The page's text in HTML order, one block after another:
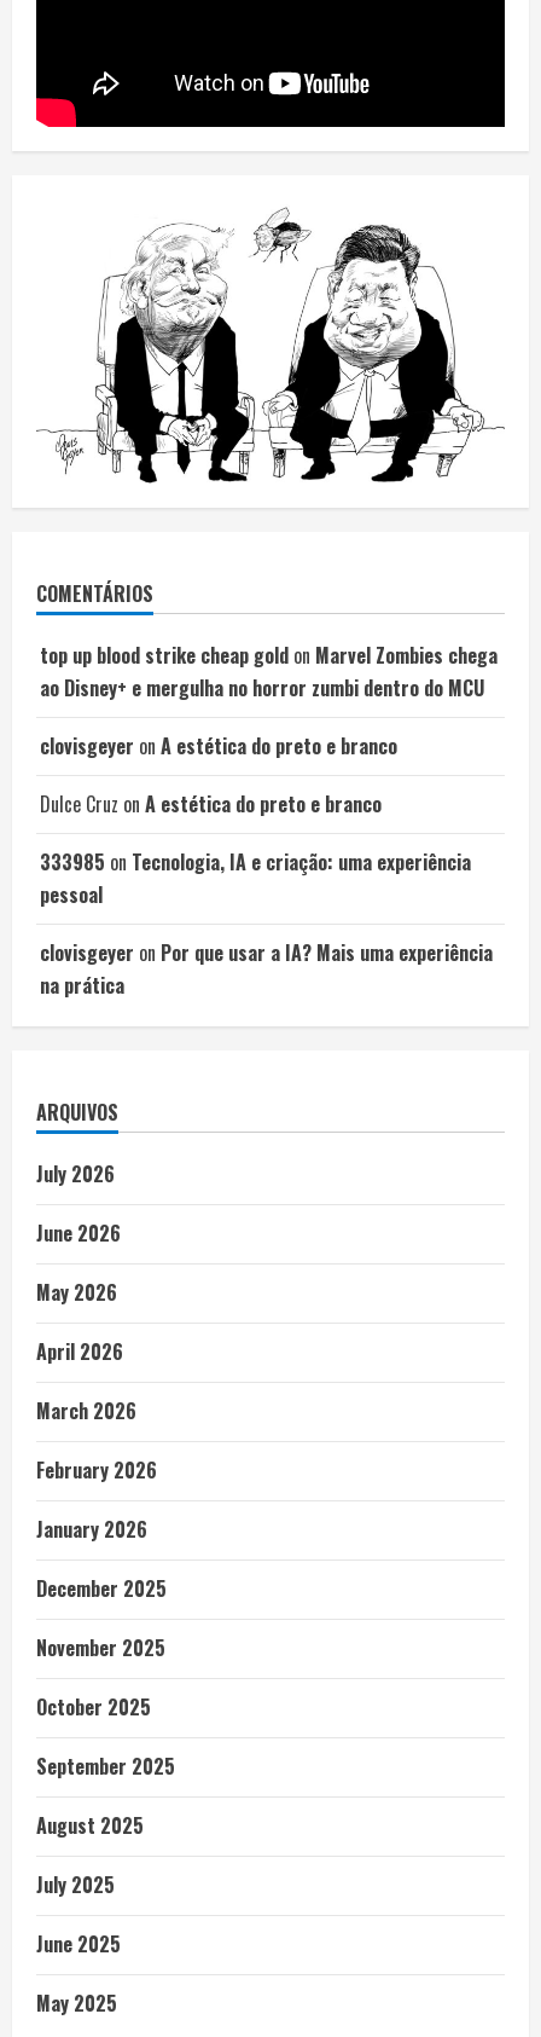
COMENTÁRIOS
top up blood strike cheap gold on Marvel Zombies chega
ao Disney+ e mergulha no horror zumbi dentro do MCU
clovisgeyer on A estética do preto e branco
Dulce Cruz on A estética do preto e branco
333985 on Tecnologia, IA e criação: uma experiência
pessoal
clovisgeyer on Por que usar a IA? Mais uma experiência
na prática
ARQUIVOS
July 2026
June 2026
May 2026
April 2026
March 2026
February 2026
January 2026
December 2025
November 2025
October 2025
September 2025
August 2025
July 2025
June 2025
May 2025